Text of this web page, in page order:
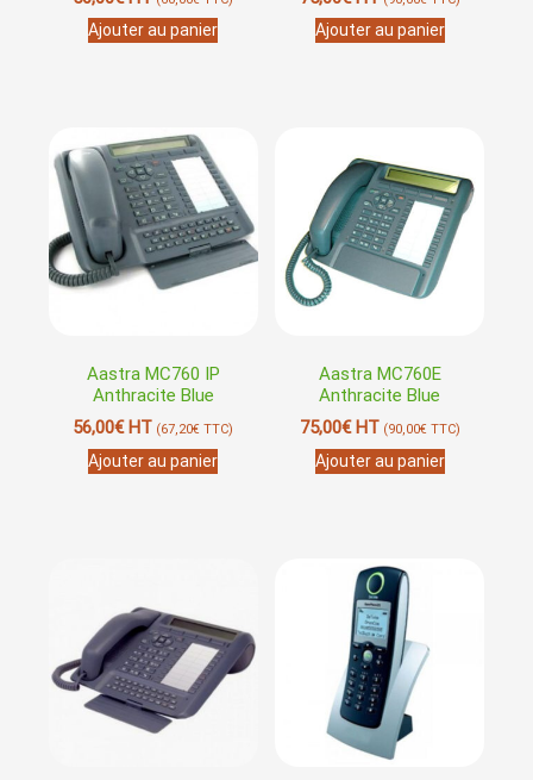
Ajouter au panier Ajouter au panier
Aastra MC760 IP
Anthracite Blue
56,00€HT (67,20€ TTC)
Ajouter au panier
Aastra MC760E
Anthracite Blue
75,00€HT (90,00€TTC)
Ajouter au panier